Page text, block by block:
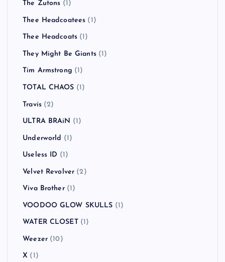
The Zutons (1)
Thee Headcoatees (1)
Thee Headcoats (1)
They Might Be Giants(1)
Tim Armstrong (1)
TOTAL CHAOS (1)
Travis(2)
ULTRA BRAiN (1)
Underworld (1)
Useless ID (1)
Velvet Revolver (2)
Viva Brother(1)
VOODOO GLOW SKULLS (1)
WATER CLOSET(1)
Weezer(10)
X (1)